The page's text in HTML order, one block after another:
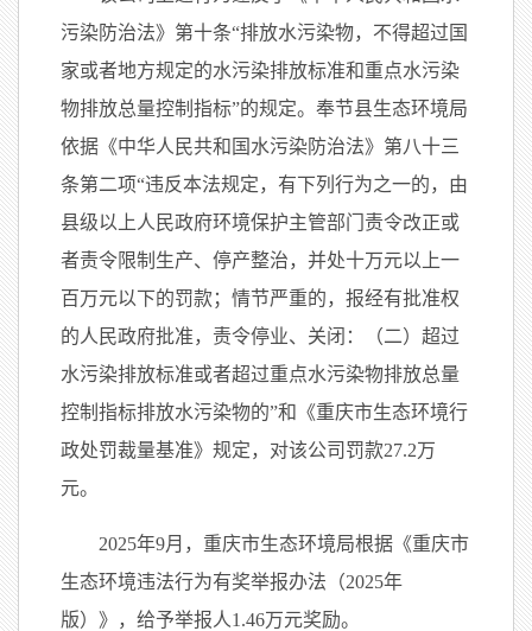
污染防治法》第十条“排放水污染物，不得超过国
家或者地方规定的水污染排放标准和重点水污染
物排放总量控制指标”的规定。奉节县生态环境局
依据《中华人民共和国水污染防治法》第八十三
条第二项“违反本法规定，有下列行为之一的，由
县级以上人民政府环境保护主管部门责令改正或
者责令限制生产、停产整治，并处十万元以上一
百万元以下的罚款；情节严重的，报经有批准权
的人民政府批准，责令停业、关闭：（二）超过
水污染排放标准或者超过重点水污染物排放总量
控制指标排放水污染物的”和《重庆市生态环境行
政处罚裁量基准》规定，对该公司罚款27.2万
元。
2025年9月，重庆市生态环境局根据《重庆市
生态环境违法行为有奖举报办法（2025年
版）》，给予举报人1.46万元奖励。